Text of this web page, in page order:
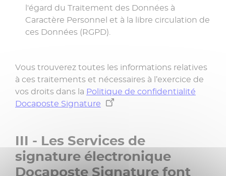
l'égard du Traitement des Données à
Caractère Personnel et à la libre circulation de
ces Données (RGPD).
Vous trouverez toutes les informations relatives
à ces traitements et nécessaires à l’exercice de
vos droits dans la Politique de confidentialité
Docaposte Signature
III - Les Services de
signature électronique
Docaposte Signature font